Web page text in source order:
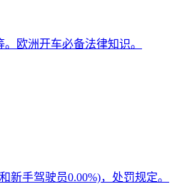
欧洲开车必备法律知识。
手驾驶员0.00%)，处罚规定。